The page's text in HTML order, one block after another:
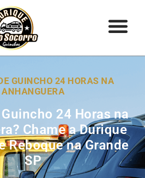
GUINCHO 24 HORAS NA
ANHANGUERA
24 Horas na
Chame a Durique
Reboque na Grande
SP